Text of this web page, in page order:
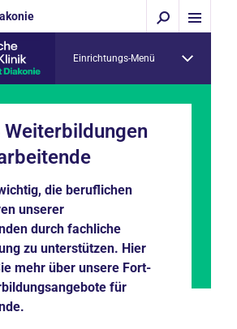
Einrichtungs-Menü
die beruflichen
unserer
durch fachliche
zu unterstützen. Hier
mehr über unsere Fort-
für